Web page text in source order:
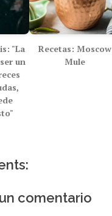
"La
un
Recetas: Moscow
Mule
comentario